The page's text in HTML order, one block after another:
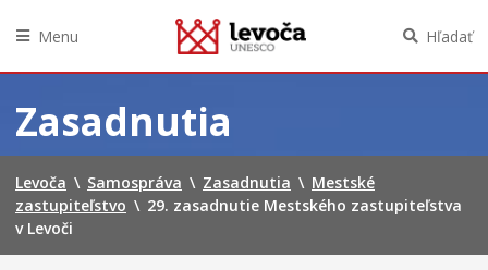
obsah
Menu Hľadať
Zasadnutia
Levoča \ Samospráva \ Zasadnutia \ Mestské
zastupiteľstvo \ 29. zasadnutie Mestského zastupiteľstva
v Levoči